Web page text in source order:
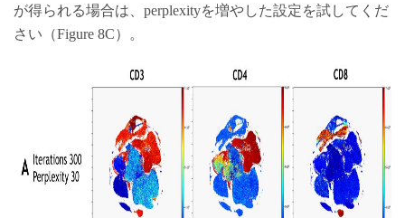
が得られる場合は、perplexityを増やした設定を試してくだ
さい（Figure 8C）。